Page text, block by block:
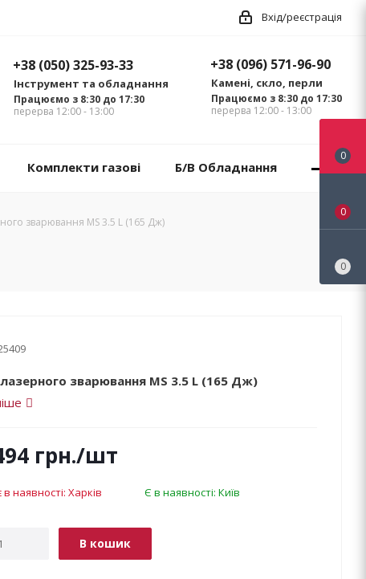
Вхід/реєстрація
+38 (096) 571-96-90
Камені, скло, перли
Працюємо з 8:30 до 17:30
перерва 12:00 - 13:00
+38 (050) 325-93-33
Інструмент та обладнання
Працюємо з 8:30 до 17:30
перерва 12:00 - 13:00
Комплекти газові Б/В Обладнання
зварювання MS 3.5 L (165 Дж)
зварювання MS 3.5 L (165 Дж)
грн./шт
наявності: Харків Є в наявності: Київ
В кошик
0
0
0